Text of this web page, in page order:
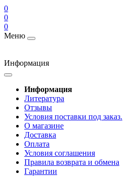
0
0
0
Меню
Информация
Информация
Литература
Отзывы
Условия поставки под заказ.
О магазине
Доставка
Оплата
Условия соглашения
Правила возврата и обмена
Гарантии